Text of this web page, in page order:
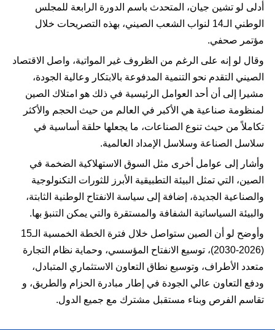
أدلى لو تشين جيان، المتحدث باسم الدورة الرابعة للمجلس
الوطني الـ14 لنواب الشعب الصيني، بهذه التصريحات خلال
مؤتمر صحفي.
وقال لو إنه على الرغم من الظروف غير المواتية، واصل الاقتصاد
الصيني التقدم نحو التنمية المدفوعة بالابتكار وعالية الجودة،
مشيرا إلى أن أحد العوامل الرئيسية في ذلك هو امتلاك الصين
لمنظومة صناعية هي الأكبر في العالم من حيث الحجم والأكثر
تكاملاً من حيث تنوع الصناعات، ما يجعلها حلقة أساسية في
سلاسل الصناعة وسلاسل الإمداد العالمية.
وأشار إلى عوامل أخرى مثل السوق الاستهلاكية الضخمة في
الصين، التي تمثل البيئة التطبيقية الأبرز للثورات التكنولوجية
والصناعية الجديدة، إضافة إلى سياسة الانفتاح الوطنية الثابتة،
والبيئة السياساتية الشفافة والمستقرة والتي يمكن التنبؤ بها.
وأوضح لو أن الصين ستواصل خلال فترة الخطة الخمسية الـ15
(2026-2030)، توسيع الانفتاح المؤسسي، وحماية نظام التجارة
متعدد الأطراف، وتوسيع نطاق التعاون الاستثماري المتبادل،
ودفع التعاون عالي الجودة في إطار مبادرة الحزام والطريق، و
تقاسم الفرص وبناء مستقبل مشترك مع جميع الدول.